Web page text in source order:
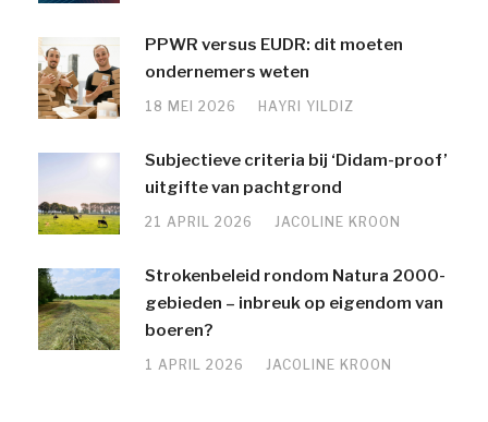
PPWR versus EUDR: dit moeten
ondernemers weten
18 MEI 2026 HAYRI YILDIZ
Subjectieve criteria bij ‘Didam-proof’
uitgifte van pachtgrond
21 APRIL 2026 JACOLINE KROON
Strokenbeleid rondom Natura 2000-
gebieden – inbreuk op eigendom van
boeren?
1 APRIL 2026 JACOLINE KROON